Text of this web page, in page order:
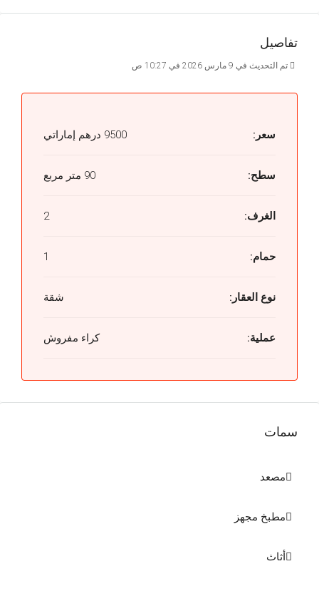
تفاصيل
تم التحديث في 9 مارس 2026 في 10:27 ص
سعر: 9500 درهم إماراتي
سطح: 90 متر مربع
الغرف: 2
حمام: 1
نوع العقار: شقة
عملية: كراء مفروش
سمات
مصعد
مطبخ مجهز
أثاث